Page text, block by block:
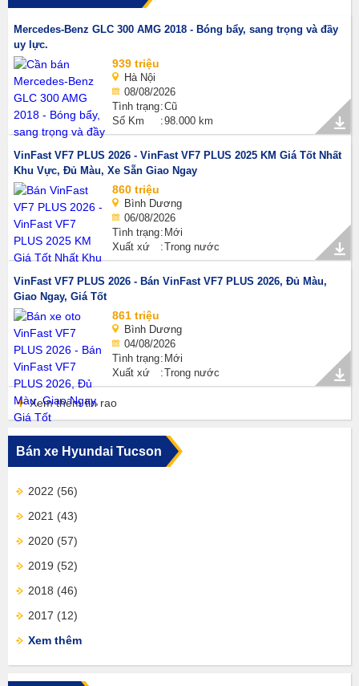
Mercedes-Benz GLC 300 AMG 2018 - Bóng bẩy, sang trọng và đầy
uy lực.
939 triệu
Hà Nội
08/08/2026
Tình trạng Cũ
Số Km
98.000 km
VinFast VF7 PLUS 2026 - VinFast VF7 PLUS 2025 KM Giá Tốt Nhất
Khu Vực, Đủ Màu, Xe Sẵn Giao Ngay
860 triệu
Bình Dương
06/08/2026
Tình trạng Mới
Xuất xứ
Trong nước
VinFast VF7 PLUS 2026 - Bán VinFast VF7 PLUS 2026, Đủ Màu,
Giao Ngay, Giá Tốt
861 triệu
Bình Dương
04/08/2026
Tình trạng Mới
Xuất xứ
Trong nước
Xem thêm tin rao
Bán xe Hyundai Tucson
2022 (56)
2021 (43)
2020 (57)
2019 (52)
2018 (46)
2017 (12)
Xem thêm